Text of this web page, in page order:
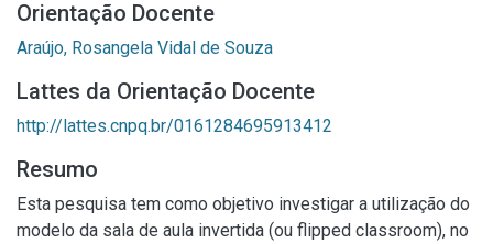
Orientação Docente
Araújo, Rosangela Vidal de Souza
Lattes da Orientação Docente
http://lattes.cnpq.br/0161284695913412
Resumo
Esta pesquisa tem como objetivo investigar a utilização do
modelo da sala de aula invertida (ou flipped classroom), no